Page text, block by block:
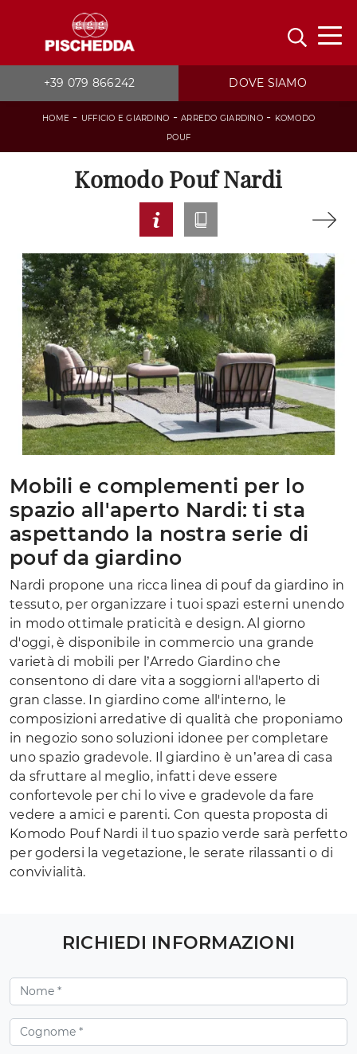
+39 079 866242 DOVE SIAMO
HOME - UFFICIO E GIARDINO - ARREDO GIARDINO - KOMODO
POUF
Komodo Pouf Nardi
Mobili e complementi per lo
spazio all'aperto Nardi: ti sta
aspettando la nostra serie di
pouf da giardino
Nardi propone una ricca linea di pouf da giardino in
tessuto, per organizzare i tuoi spazi esterni unendo
in modo ottimale praticità e design. Al giorno
d'oggi, è disponibile in commercio una grande
varietà di mobili per l’Arredo Giardino che
consentono di dare vita a soggiorni all'aperto di
gran classe. In giardino come all'interno, le
composizioni arredative di qualità che proponiamo
in negozio sono soluzioni idonee per completare
uno spazio gradevole. Il giardino è un’area di casa
da sfruttare al meglio, infatti deve essere
confortevole per chi lo vive e gradevole da fare
vedere a amici e parenti. Con questa proposta di
Komodo Pouf Nardi il tuo spazio verde sarà perfetto
per godersi la vegetazione, le serate rilassanti o di
convivialità.
RICHIEDI INFORMAZIONI